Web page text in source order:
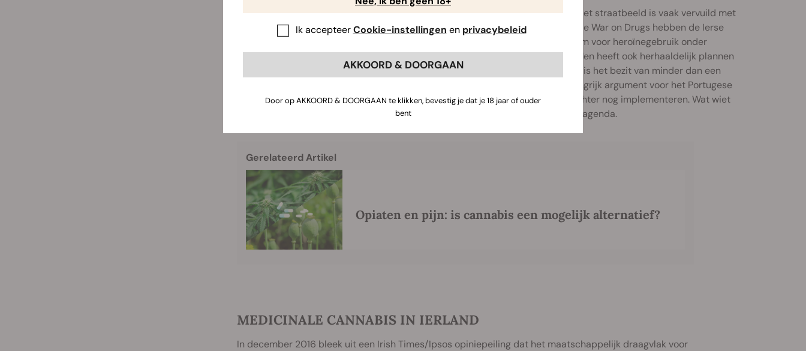
Ondertussen verwoest een opiatencrisis gemeenschappen door heel Ierland. Het straatbeeld is vaak vervuild met
afgedankte naalden van heroïnegebruikers. De toenemende mislukkingen van de War on Drugs hebben de Ierse
overheid dan ook aan het denken gezet. Die is bezig met Dublin’s eerste centrum voor heroïnegebruik onder
toezicht. Deze “harm reduction” maatregel wordt in veel landen al toegepast. Men heeft ook herhaaldelijk plannen
geuit om het beleid van Portugal na te bootsen. Sinds de hervormingen in 2001 is het bezit van minder dan een
tiendaagse hoeveelheid aan illegale drugs daar niet langer strafbaar. Een belangrijk argument voor het Portugese
beleid? De gezondheidsvoordelen die erdoor zijn ontstaan. Ierland moet het echter nog implementeren. Wat wiet
betreft, kan een veranderende publieke opinie richting geven aan de overheidsagenda.
Gerelateerd Artikel
Opiaten en pijn: is cannabis een mogelijk alternatief?
MEDICINALE CANNABIS IN IERLAND
In december 2016 bleek uit een Irish Times/Ipsos opiniepeiling dat het maatschappelijk draagvlak voor
Ik accepteerCookie-instellingen en privacybeleid
AKKOORD & DOORGAAN
Door op AKKOORD & DOORGAAN te klikken, bevestig je dat je 18 jaar of ouder
bent